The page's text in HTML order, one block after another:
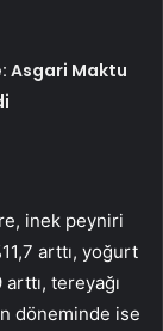
Asgari Maktu
inek peyniri
arttı, yoğurt
tereyağı
döneminde ise